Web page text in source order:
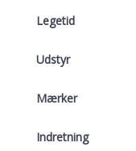
Legetid
Udstyr
Mærker
Indretning